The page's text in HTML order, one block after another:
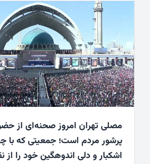
مصلی تهران امروز صحنه‌ای از
پرشور مردم است؛ جمعیتی که با
اشکبار و دلی اندوهگین خود را